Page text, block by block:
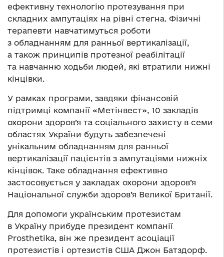
ефективну технологію протезування при
складних ампутаціях на рівні стегна. Фізичні
терапевти навчатимуться роботи
з обладнанням для ранньої вертикалізації,
а також принципів протезної реабілітації
та навчанню ходьби людей, які втратили нижні
кінцівки.
У рамках програми, завдяки фінансовій
підтримці компанії «Метінвест», 10 закладів
охорони здоров’я та соціального захисту в семи
областях України будуть забезпечені
унікальним обладнанням для ранньої
вертикалізації пацієнтів з ампутаціями нижніх
кінцівок. Таке обладнання ефективно
застосовується у закладах охорони здоров’я
Національної служби здоров’я Великої Британії.
Для допомоги українським протезистам
в Україну прибуде президент компанії
Prosthetika, він же президент асоціації
протезистів і ортезистів США Джон Батздорф.